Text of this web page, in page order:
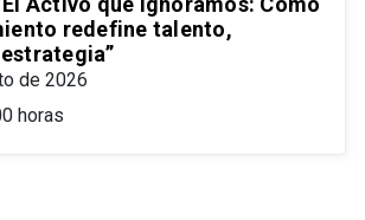
redefine talento,
de 2026
horas